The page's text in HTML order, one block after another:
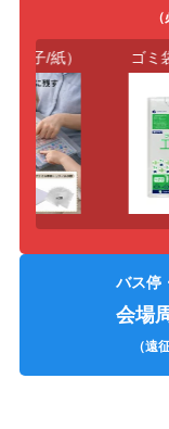
子/紙） ゴミ
バス停
会場
（遠